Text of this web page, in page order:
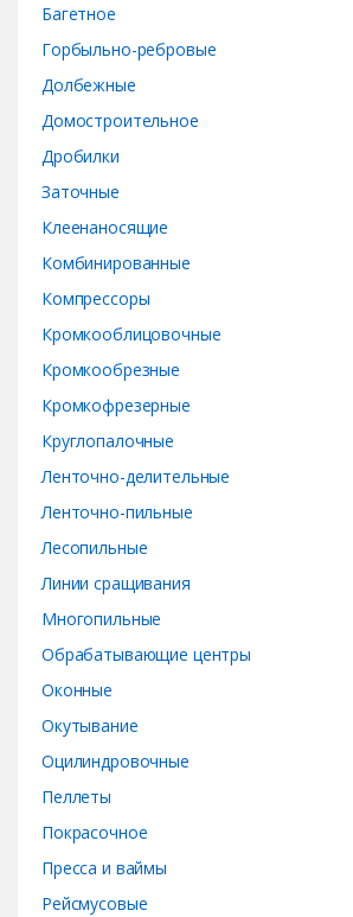
Багетное
Горбыльно-ребровые
Долбежные
Домостроительное
Дробилки
Заточные
Клеенаносящие
Комбинированные
Компрессоры
Кромкооблицовочные
Кромкообрезные
Кромкофрезерные
Круглопалочные
Ленточно-делительные
Ленточно-пильные
Лесопильные
Линии сращивания
Многопильные
Обрабатывающие центры
Оконные
Окутывание
Оцилиндровочные
Пеллеты
Покрасочное
Пресса и ваймы
Рейсмусовые